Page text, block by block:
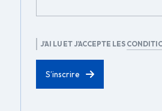
RGPD
J’AI LU ET J’ACCEPTE LES